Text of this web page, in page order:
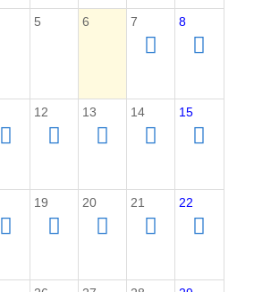
5 6 7 8
12 13 14 15
19 20 21 22